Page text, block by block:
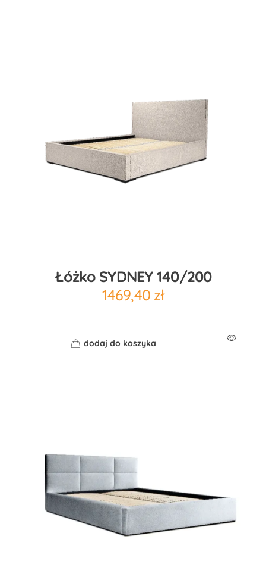
Łóżko SYDNEY 140/200
1469,40 zł
dodaj do koszyka